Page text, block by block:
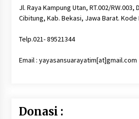
6 tahun ago
6 tahun ago
Jl. Raya Kampung Utan, RT.002/RW.003,
Cibitung, Kab. Bekasi, Jawa Barat. Kode
Telp.021- 89521344
Email : yayasansuarayatim[at]gmail.com
Donasi :